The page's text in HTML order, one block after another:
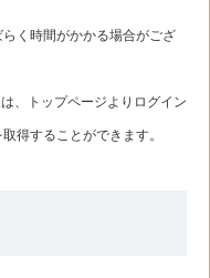
く時間がかかる場合がござ
、トップページよりログイン
得することができます。